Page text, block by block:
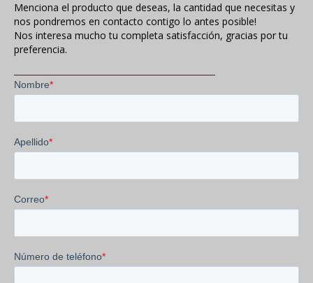
Menciona el producto que deseas, la cantidad que necesitas y
nos pondremos en contacto contigo lo antes posible!
Nos interesa mucho tu completa satisfacción, gracias por tu
preferencia.